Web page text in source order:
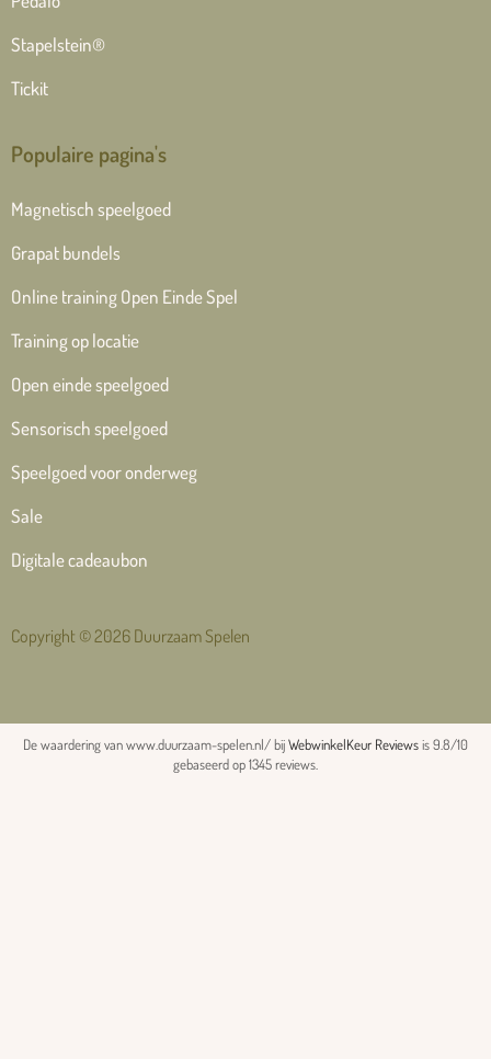
Stapelstein®
Tickit
Populaire pagina's
Magnetisch speelgoed
Grapat bundels
Online training Open Einde Spel
Training op locatie
Open einde speelgoed
Sensorisch speelgoed
Speelgoed voor onderweg
Sale
Digitale cadeaubon
Copyright © 2026 Duurzaam Spelen
De waardering van www.duurzaam-spelen.nl/ bijWebwinkelKeur Reviewsis 9.8/10
gebaseerd op 1345 reviews.